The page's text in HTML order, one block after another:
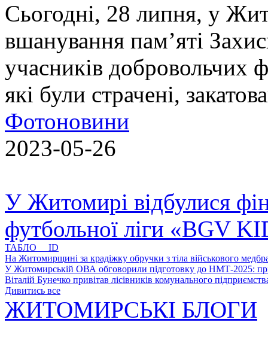
Сьогодні, 28 липня, у
вшанування пам’яті
учасників добровольчих
які були страчені,
Фотоновини
2023-05-26
У Житомирі відбулися
футбольної ліги «BGV
ТАБЛО ID
На Житомирщині за крадіжку обручки з тіла військового
У Житомирській ОВА обговорили підготовку до НМТ-2025:
Віталій Бунечко привітав лісівників комунального
Дивитись все
ЖИТОМИРСЬКІ БЛОГИ